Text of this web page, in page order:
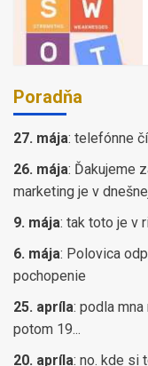
Poradňa
27. mája: telefónne
26. mája: Ďakujeme
marketing je v
9. mája: tak toto je v
6. mája: Polovica
pochopenie
25. apríla: podla mna
potom 19...
20. apríla: no. kde si